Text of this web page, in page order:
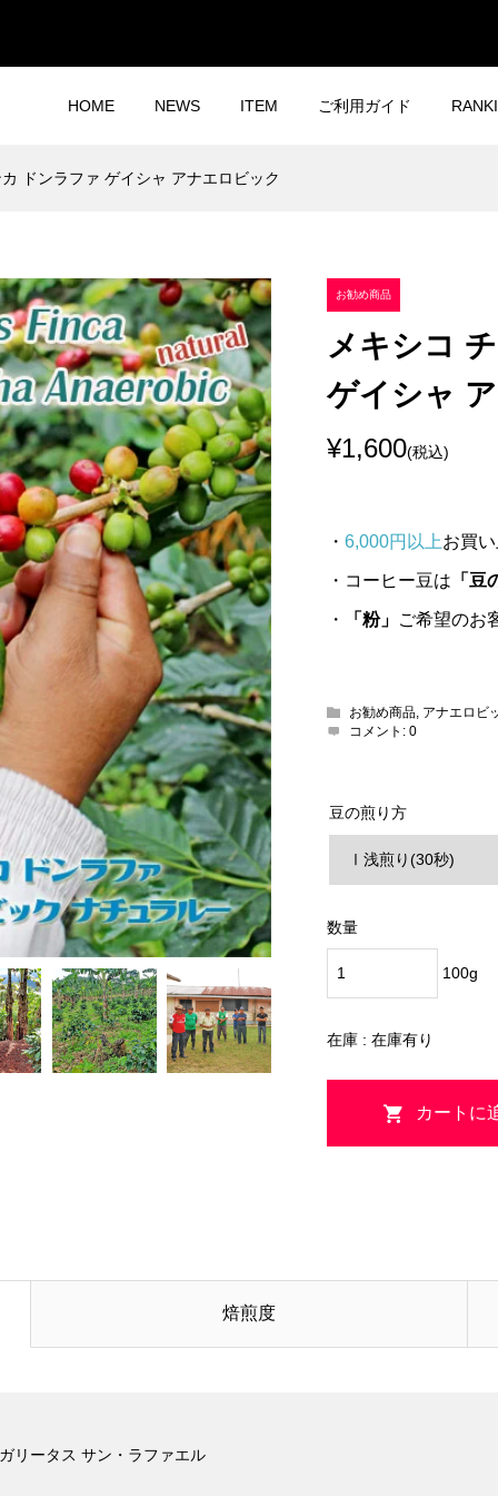
HOME NEWS ITEM ご利用ガイド
ドンラファ ゲイシャ アナエロビック
お勧め商品
メキシコ
ゲイシャ
¥1,600(税込)
・ 6,000円以上お買
・コーヒー豆は 「豆
・ 「粉」 ご希望のお
お勧め商品, アナエロビ
コメント: 0
豆の煎り方
数量
100g
在庫 : 在庫有り
焙煎度
リータス サン・ラファエル